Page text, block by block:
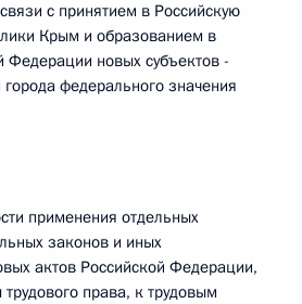
с принятием в Российскую
Крым и образованием в
Федерации новых субъектов -
федерального значения
применения отдельных
законов и иных
актов Российской Федерации,
права, к трудовым